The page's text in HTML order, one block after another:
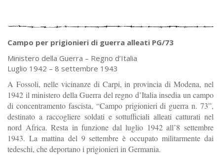
Campo per prigionieri di guerra alleati PG/73
Ministero della Guerra – Regno d’Italia
Luglio 1942 – 8 settembre 1943
A Fossoli, nelle vicinanze di Carpi, in provincia di Modena, nel
1942 il ministero della Guerra del regno d’Italia insedia un campo
di concentramento fascista, “Campo prigionieri di guerra n. 73”,
destinato a raccogliere soldati e sottufficiali alleati catturati nel
nord Africa. Resta in funzione dal luglio 1942 all’8 settembre
1943. La mattina del 9 settembre è occupato militarmente dai
tedeschi, che deportano i prigionieri in Germania.